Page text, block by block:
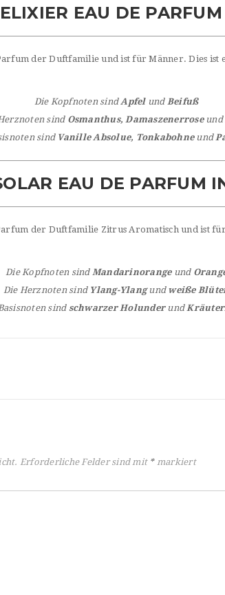
EAU DE PARFUM
der Duftfamilie und ist für Männer. Dies ist
Die Kopfnoten sind Apfelund Beifuß
sind Osmanthus, Damaszenerroseund
sind Vanille Absolue, Tonkabohneund
EAU DE PARFUM
der Duftfamilie Zitrus Aromatisch und ist
Die Kopfnoten sind Mandarinorangeund
Die Herznoten sind Ylang-Ylangund weiße
sindschwarzer Holunderund
Erforderliche Felder sind mit *markiert